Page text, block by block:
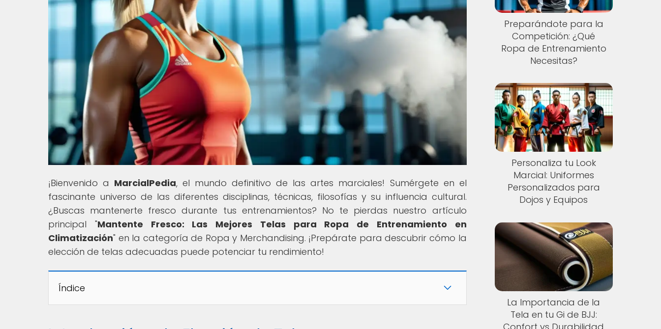
¡Bienvenido a MarcialPedia, el mundo definitivo de las artes marciales! Sumérgete en el
fascinante universo de las diferentes disciplinas, técnicas, filosofías y su influencia cultural.
¿Buscas mantenerte fresco durante tus entrenamientos? No te pierdas nuestro artículo
principal "Mantente Fresco: Las Mejores Telas para Ropa de Entrenamiento en
Climatización" en la categoría de Ropa y Merchandising. ¡Prepárate para descubrir cómo la
elección de telas adecuadas puede potenciar tu rendimiento!
Índice
Preparándote para la
Competición: ¿Qué
Ropa de Entrenamiento
Necesitas?
Personaliza tu Look
Marcial: Uniformes
Personalizados para
Dojos y Equipos
La Importancia de la
Tela en tu Gi de BJJ: